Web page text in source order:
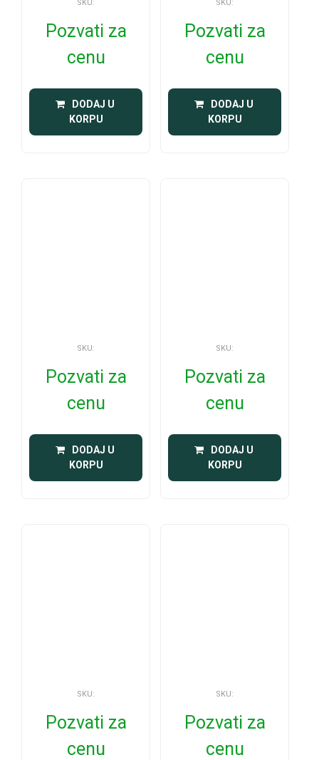
SKU:
Pozvati za
cenu
DODAJ U
KORPU
SKU:
Pozvati za
cenu
DODAJ U
KORPU
SKU:
Pozvati za
cenu
DODAJ U
KORPU
SKU:
Pozvati za
cenu
DODAJ U
KORPU
SKU:
Pozvati za
cenu
SKU:
Pozvati za
cenu